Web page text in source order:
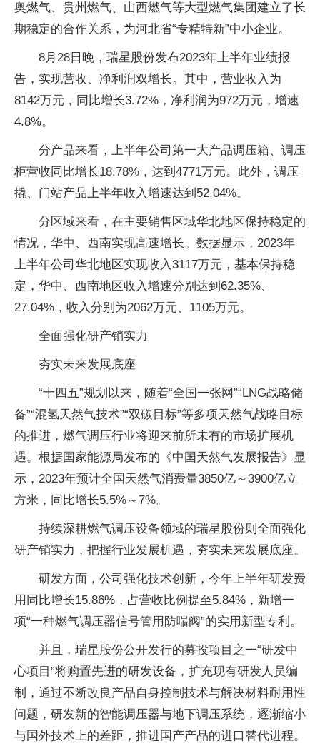
奥燃气、贵州燃气、山西燃气等大型燃气集团建立了长
期稳定的合作关系，为河北省“专精特新”中小企业。
8月28日晚，瑞星股份发布2023年上半年业绩报
告，实现营收、净利润双增长。其中，营业收入为
8142万元，同比增长3.72%，净利润为972万元，增速
4.8%。
分产品来看，上半年公司第一大产品调压箱、调压
柜营收同比增长18.78%，达到4771万元。此外，调压
撬、门站产品上半年收入增速达到52.04%。
分区域来看，在主要销售区域华北地区保持稳定的
情况，华中、西南实现高速增长。数据显示，2023年
上半年公司华北地区实现收入3117万元，基本保持稳
定，华中、西南地区收入增速分别达到62.35%、
27.04%，收入分别为2062万元、1105万元。
全面强化研产销实力
夯实未来发展底座
“十四五”规划以来，随着“全国一张网”“LNG战略储
备”“混氢天然气技术”“双碳目标”等多项天然气战略目标
的推进，燃气调压行业将迎来前所未有的市场扩展机
遇。根据国家能源局发布的《中国天然气发展报告》显
示，2023年预计全国天然气消费量3850亿～3900亿立
方米，同比增长5.5%～7%。
持续深耕燃气调压设备领域的瑞星股份则全面强化
研产销实力，把握行业发展机遇，夯实未来发展底座。
研发方面，公司强化技术创新，今年上半年研发费
用同比增长15.86%，占营收比例提至5.84%，新增一
项“一种燃气调压器信号管用防喘阀”的实用新型专利。
并且，瑞星股份公开发行的募投项目之一“研发中
心项目”将购置先进的研发设备，扩充现有研发人员编
制，通过不断改良产品自身控制技术与解决材料耐用性
问题，研发新的智能调压器与地下调压系统，逐渐缩小
与国外技术上的差距，推进国产产品的进口替代进程。